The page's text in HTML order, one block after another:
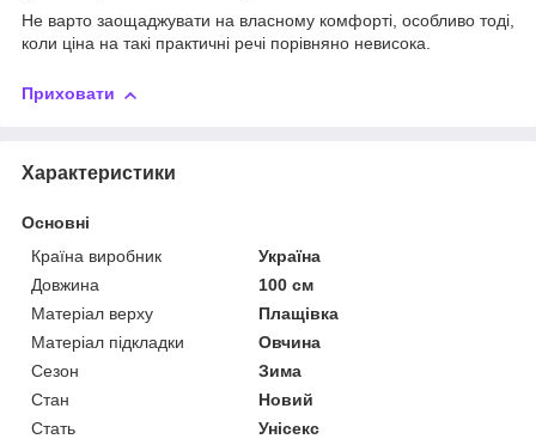
Не варто заощаджувати на власному комфорті, особливо тоді,
коли ціна на такі практичні речі порівняно невисока.
Приховати
Характеристики
Основні
Країна виробник
Україна
Довжина
100 см
Матеріал верху
Плащівка
Матеріал підкладки
Овчина
Сезон
Зима
Стан
Новий
Стать
Унісекс